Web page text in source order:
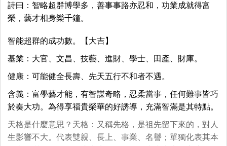
詩曰：智略超群博學多，善事事路亦忍和，功業成就得富
榮，藝才相身樂千鐘。
智能超群的成功數。【大吉】
基業：大官、文昌、技藝、進財、學士、田產、財庫。
健康：可能健全長壽、先天五行不和者不遇。
含義：富學藝才能，有智謀奇略，忍柔當事，任何難事皆巧
於奏大功。為得享福貴榮華的好誘導，充滿智滿是其特點。
天格是什麼意思？天格：又稱先格，是祖先留下來的，對人
生影響不大。代表雙親、長上、事業、名譽；單獨化表其本